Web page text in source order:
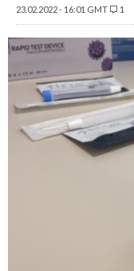
23.02.2022 - 16:01 GMT
1